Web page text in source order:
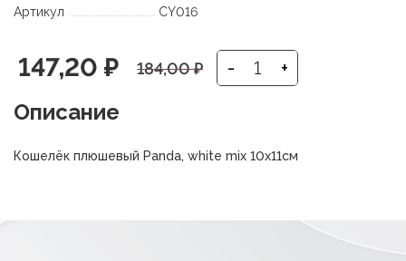
Артикул
CY016
184,00₽
Первоначальная
цена
составляла
147,20 ₽
Текущая
цена:
147,20 ₽.
- +
Описание
Кошелёк плюшевый Panda, white mix 10х11см